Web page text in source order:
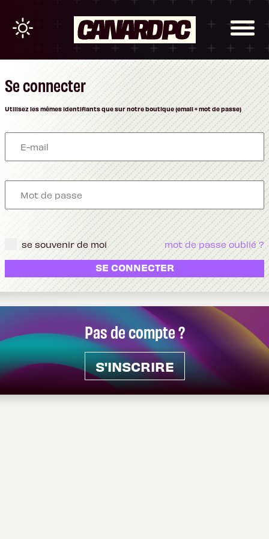
Pas de compte ?
S'INSCRIRE
Se connecter
Utilisez les mêmes identifiants que sur notre boutique (email + mot de passe)
se souvenir de moi mot de passe oublié ?
SE CONNECTER